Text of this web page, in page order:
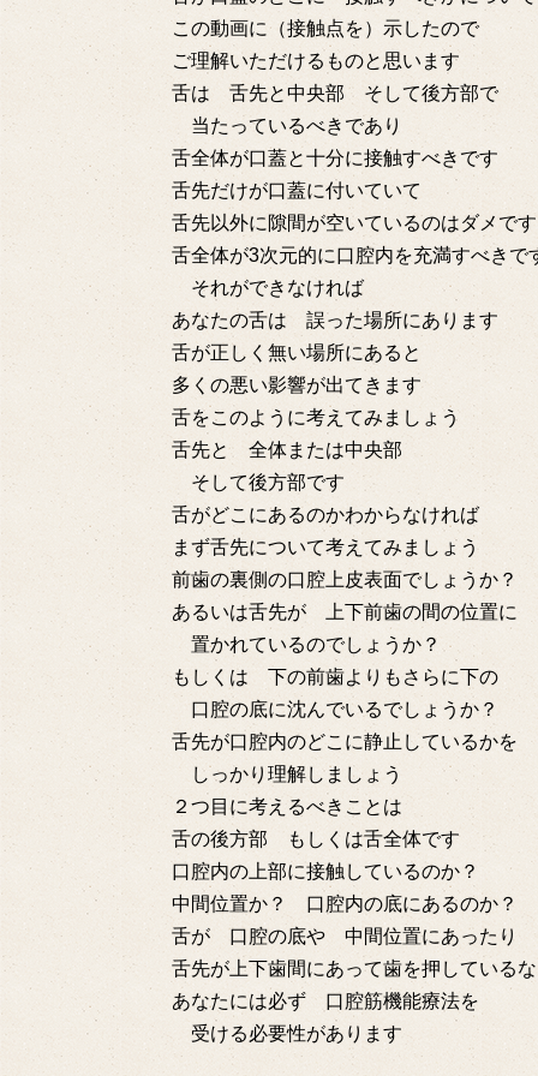
この動画に（接触点を）示したので
ご理解いただけるものと思います
舌は 舌先と中央部 そして後方部で
当たっているべきであり
舌全体が口蓋と十分に接触すべきです
舌先だけが口蓋に付いていて
舌先以外に隙間が空いているのはダメです
舌全体が3次元的に口腔内を充満すべきで
それができなければ
あなたの舌は 誤った場所にあります
舌が正しく無い場所にあると
多くの悪い影響が出てきます
舌をこのように考えてみましょう
舌先と 全体または中央部
そして後方部です
舌がどこにあるのかわからなければ
まず舌先について考えてみましょう
前歯の裏側の口腔上皮表面でしょうか？
あるいは舌先が 上下前歯の間の位置に
置かれているのでしょうか？
もしくは 下の前歯よりもさらに下の
口腔の底に沈んでいるでしょうか？
舌先が口腔内のどこに静止しているかを
しっかり理解しましょう
２つ目に考えるべきことは
舌の後方部 もしくは舌全体です
口腔内の上部に接触しているのか？
中間位置か？ 口腔内の底にあるのか？
舌が 口腔の底や 中間位置にあったり
舌先が上下歯間にあって歯を押している
あなたには必ず 口腔筋機能療法を
受ける必要性があります